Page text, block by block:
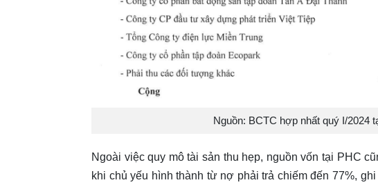
Nguồn: BCTC hợp nhất quý I/2024
Ngoài việc quy mô tài sản thu hẹp, nguồn vốn tại PHC
khi chủ yếu hình thành từ nợ phải trả chiếm đến 77%,